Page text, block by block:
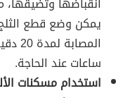
يمكن وضع قطع
ساعات عند الحاجة.
استخدام مسكنات